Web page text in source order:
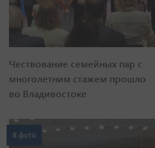
Чествование семейных пар с
многолетним стажем прошло
во Владивостоке
8 фото